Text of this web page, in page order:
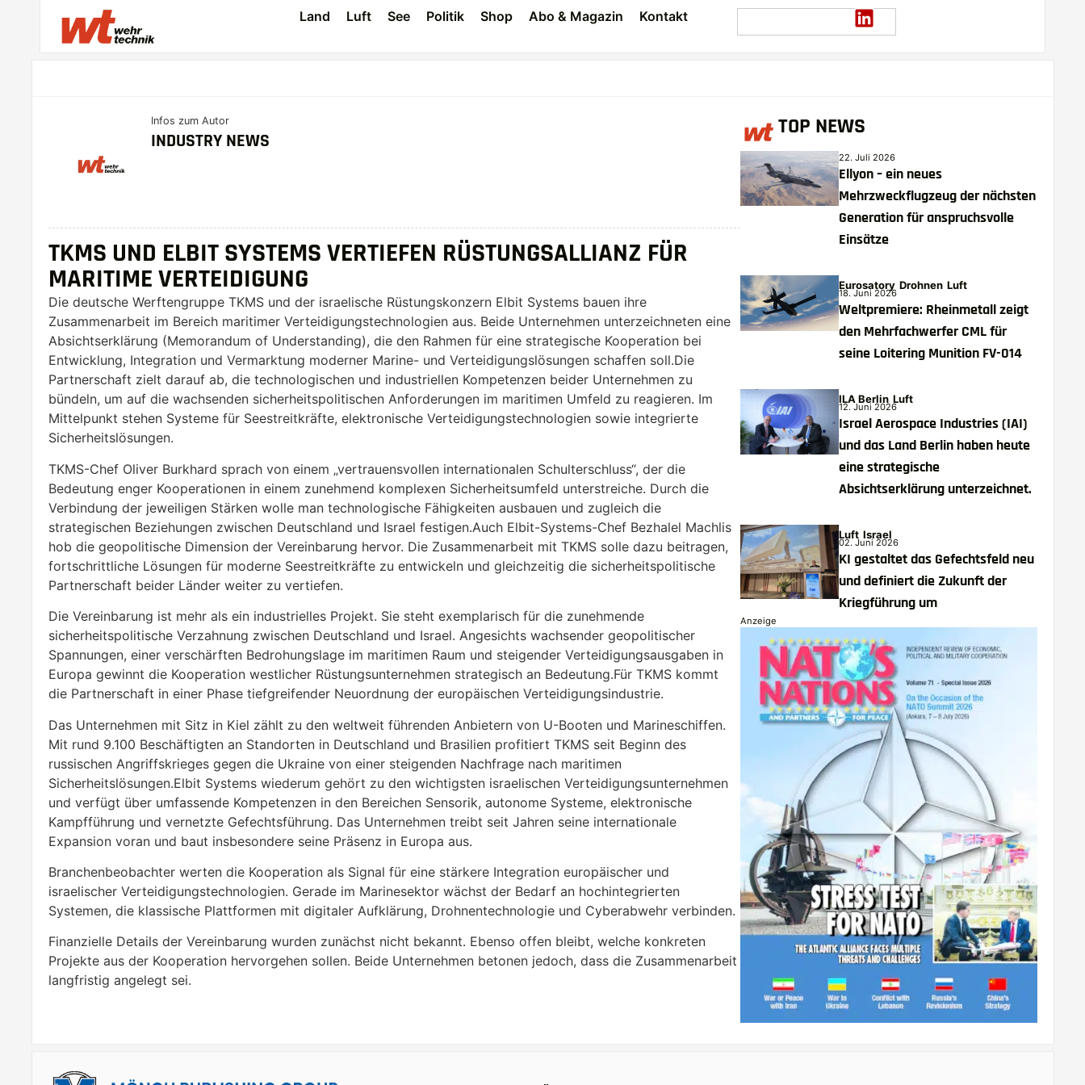
Land Luft See Politik Shop Abo & Magazin Kontakt
Infos zum Autor
INDUSTRY NEWS
TKMS UND ELBIT SYSTEMS VERTIEFEN RÜSTUNGSALLIANZ FÜR
MARITIME VERTEIDIGUNG
Die deutsche Werftengruppe TKMS und der israelische Rüstungskonzern Elbit Systems bauen ihre
Zusammenarbeit im Bereich maritimer Verteidigungstechnologien aus. Beide Unternehmen unterzeichneten eine
Absichtserklärung (Memorandum of Understanding), die den Rahmen für eine strategische Kooperation bei
Entwicklung, Integration und Vermarktung moderner Marine- und Verteidigungslösungen schaffen soll.Die
Partnerschaft zielt darauf ab, die technologischen und industriellen Kompetenzen beider Unternehmen zu
bündeln, um auf die wachsenden sicherheitspolitischen Anforderungen im maritimen Umfeld zu reagieren. Im
Mittelpunkt stehen Systeme für Seestreitkräfte, elektronische Verteidigungstechnologien sowie integrierte
Sicherheitslösungen.
TKMS-Chef Oliver Burkhard sprach von einem „vertrauensvollen internationalen Schulterschluss“, der die
Bedeutung enger Kooperationen in einem zunehmend komplexen Sicherheitsumfeld unterstreiche. Durch die
Verbindung der jeweiligen Stärken wolle man technologische Fähigkeiten ausbauen und zugleich die
strategischen Beziehungen zwischen Deutschland und Israel festigen.Auch Elbit-Systems-Chef Bezhalel Machlis
hob die geopolitische Dimension der Vereinbarung hervor. Die Zusammenarbeit mit TKMS solle dazu beitragen,
fortschrittliche Lösungen für moderne Seestreitkräfte zu entwickeln und gleichzeitig die sicherheitspolitische
Partnerschaft beider Länder weiter zu vertiefen.
Die Vereinbarung ist mehr als ein industrielles Projekt. Sie steht exemplarisch für die zunehmende
sicherheitspolitische Verzahnung zwischen Deutschland und Israel. Angesichts wachsender geopolitischer
Spannungen, einer verschärften Bedrohungslage im maritimen Raum und steigender Verteidigungsausgaben in
Europa gewinnt die Kooperation westlicher Rüstungsunternehmen strategisch an Bedeutung.Für TKMS kommt
die Partnerschaft in einer Phase tiefgreifender Neuordnung der europäischen Verteidigungsindustrie.
Das Unternehmen mit Sitz in Kiel zählt zu den weltweit führenden Anbietern von U-Booten und Marineschiffen.
Mit rund 9.100 Beschäftigten an Standorten in Deutschland und Brasilien profitiert TKMS seit Beginn des
russischen Angriffskrieges gegen die Ukraine von einer steigenden Nachfrage nach maritimen
Sicherheitslösungen.Elbit Systems wiederum gehört zu den wichtigsten israelischen Verteidigungsunternehmen
und verfügt über umfassende Kompetenzen in den Bereichen Sensorik, autonome Systeme, elektronische
Kampfführung und vernetzte Gefechtsführung. Das Unternehmen treibt seit Jahren seine internationale
Expansion voran und baut insbesondere seine Präsenz in Europa aus.
Branchenbeobachter werten die Kooperation als Signal für eine stärkere Integration europäischer und
israelischer Verteidigungstechnologien. Gerade im Marinesektor wächst der Bedarf an hochintegrierten
Systemen, die klassische Plattformen mit digitaler Aufklärung, Drohnentechnologie und Cyberabwehr verbinden.
Finanzielle Details der Vereinbarung wurden zunächst nicht bekannt. Ebenso offen bleibt, welche konkreten
Projekte aus der Kooperation hervorgehen sollen. Beide Unternehmen betonen jedoch, dass die Zusammenarbeit
langfristig angelegt sei.
TOP NEWS
22. Juli 2026
Ellyon – ein neues
Mehrzweckflugzeug der nächsten
Generation für anspruchsvolle
Einsätze
Eurosatory Drohnen Luft
18. Juni 2026
Weltpremiere: Rheinmetall zeigt
den Mehrfachwerfer CML für
seine Loitering Munition FV-014
ILA Berlin Luft
12. Juni 2026
Israel Aerospace Industries (IAI)
und das Land Berlin haben heute
eine strategische
Absichtserklärung unterzeichnet.
Luft Israel
02. Juni 2026
KI gestaltet das Gefechtsfeld neu
und definiert die Zukunft der
Kriegführung um
Anzeige